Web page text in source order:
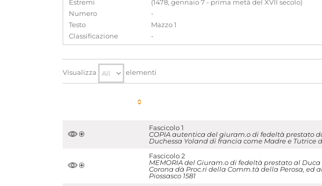
Estremi
(1478, gennaio 7 - prima metà del XVII secolo)
Numero
-
Testo
Mazzo 1
Classificazione
-
Visualizza elementi
Fascicolo 1
COPIA autentica del giuram.o di fedeltà prestato
Duchessa Yoland di francia come Madre e Tutrice
Fascicolo 2
MEMORIA del Giuram.o di fedeltà prestato al
Corona dà Proc.ri della Comm.tà della Perosa, ed
Piossasco 1581